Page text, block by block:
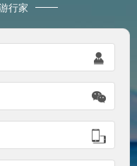
行家


